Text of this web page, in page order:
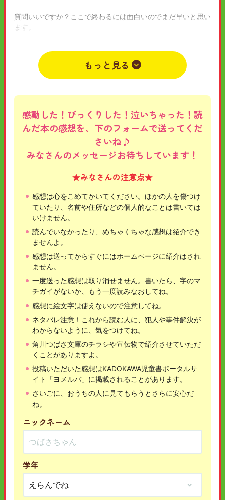
質問いいですか？ここで終わるには面白いのでまだ早いと思い
ます。
2026年05月28日 小学4年 ないしょ
もっと見る
感動した！びっくりした！泣いちゃった！読
んだ本の感想を、下のフォームで送ってくだ
さいね♪
みなさんのメッセージお待ちしています！
★みなさんの注意点★
感想は心をこめてかいてください。ほかの人を傷つけ
ていたり、名前や住所などの個人的なことは書いては
いけません。
読んでいなかったり、めちゃくちゃな感想は紹介でき
ませんよ。
感想は送ってからすぐにはホームページに紹介はされ
ません。
一度送った感想は取り消せません。書いたら、字のマ
チガイがないか、もう一度読みなおしてね。
感想に絵文字は使えないので注意してね。
ネタバレ注意！これから読む人に、犯人や事件解決が
わからないように、気をつけてね。
角川つばさ文庫のチラシや宣伝物で紹介させていただ
くことがありますよ。
投稿いただいた感想はKADOKAWA児童書ポータルサ
イト「ヨメルバ」に掲載されることがあります。
さいごに、おうちの人に見てもらうとさらに安心だ
ね。
ニックネーム
学年